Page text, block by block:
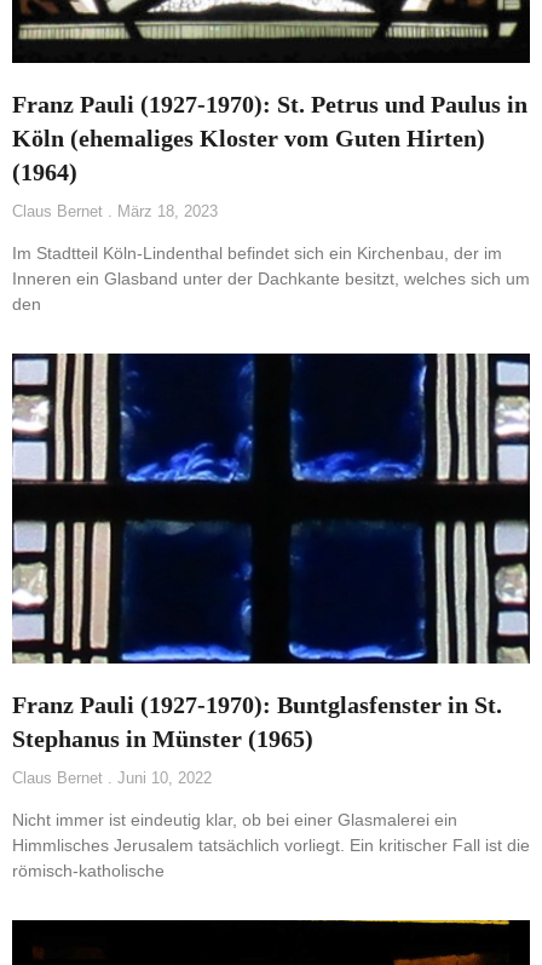
Franz Pauli (1927-1970): St. Petrus und Paulus in
Köln (ehemaliges Kloster vom Guten Hirten)
(1964)
Claus Bernet März 18, 2023
Im Stadtteil Köln-Lindenthal befindet sich ein Kirchenbau, der im
Inneren ein Glasband unter der Dachkante besitzt, welches sich um
den
Franz Pauli (1927-1970): Buntglasfenster in St.
Stephanus in Münster (1965)
Claus Bernet Juni 10, 2022
Nicht immer ist eindeutig klar, ob bei einer Glasmalerei ein
Himmlisches Jerusalem tatsächlich vorliegt. Ein kritischer Fall ist die
römisch-katholische